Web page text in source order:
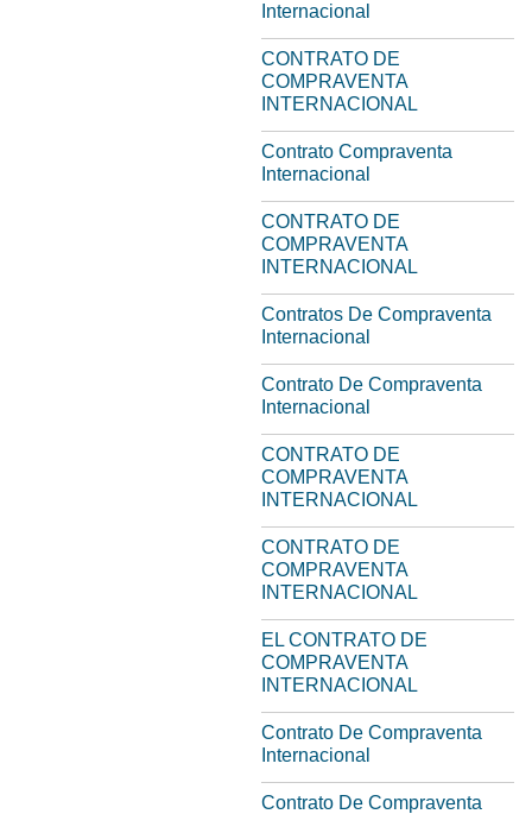
Internacional
CONTRATO DE
COMPRAVENTA
INTERNACIONAL
Contrato Compraventa
Internacional
CONTRATO DE
COMPRAVENTA
INTERNACIONAL
Contratos De Compraventa
Internacional
Contrato De Compraventa
Internacional
CONTRATO DE
COMPRAVENTA
INTERNACIONAL
CONTRATO DE
COMPRAVENTA
INTERNACIONAL
EL CONTRATO DE
COMPRAVENTA
INTERNACIONAL
Contrato De Compraventa
Internacional
Contrato De Compraventa